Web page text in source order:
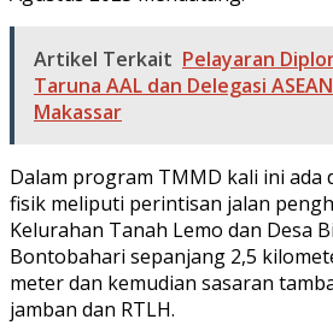
Artikel Terkait Pelayaran
Taruna AAL dan Delegasi
Makassar
Dalam program TMMD kali ini ada
fisik meliputi perintisan jalan
Kelurahan Tanah Lemo dan Desa
Bontobahari sepanjang 2,5
meter dan kemudian sasaran
jamban dan RTLH.